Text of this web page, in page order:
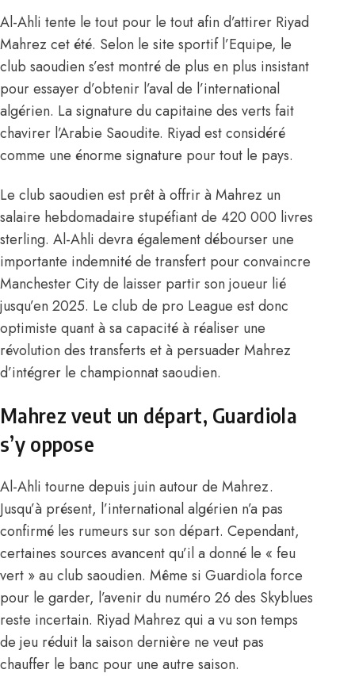
Al-Ahli tente le tout pour le tout afin d’attirer Riyad
Mahrez cet été. Selon le site sportif l’Equipe, le
club saoudien s’est montré de plus en plus insistant
pour essayer d’obtenir l’aval de l’international
algérien. La signature du capitaine des verts fait
chavirer l’Arabie Saoudite. Riyad est considéré
comme une énorme signature pour tout le pays.
Le club saoudien est prêt à offrir à Mahrez un
salaire hebdomadaire stupéfiant de 420 000 livres
sterling. Al-Ahli devra également débourser une
importante indemnité de transfert pour convaincre
Manchester City de laisser partir son joueur lié
jusqu’en 2025. Le club de pro League est donc
optimiste quant à sa capacité à réaliser une
révolution des transferts et à persuader Mahrez
d’intégrer le championnat saoudien.
Mahrez veut un départ, Guardiola
s’y oppose
Al-Ahli tourne depuis juin autour de Mahrez.
Jusqu’à présent, l’international algérien n’a pas
confirmé les rumeurs sur son départ. Cependant,
certaines sources avancent qu’il a donné le « feu
vert » au club saoudien. Même si Guardiola force
pour le garder, l’avenir du numéro 26 des Skyblues
reste incertain. Riyad Mahrez qui a vu son temps
de jeu réduit la saison dernière ne veut pas
chauffer le banc pour une autre saison.